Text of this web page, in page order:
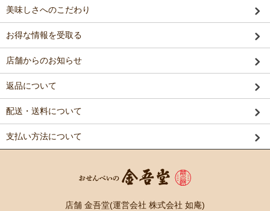
美味しさへのこだわり
お得な情報を受取る
店舗からのお知らせ
返品について
配送・送料について
支払い方法について
店舗 金吾堂(運営会社 株式会社 如庵)